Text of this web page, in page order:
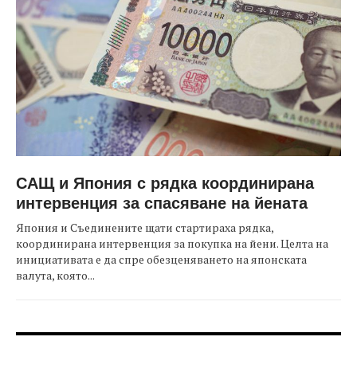
САЩ и Япония с рядка координирана
интервенция за спасяване на йената
Япония и Съединените щати стартираха рядка,
координирана интервенция за покупка на йени. Целта на
инициативата е да спре обезценяването на японската
валута, която...